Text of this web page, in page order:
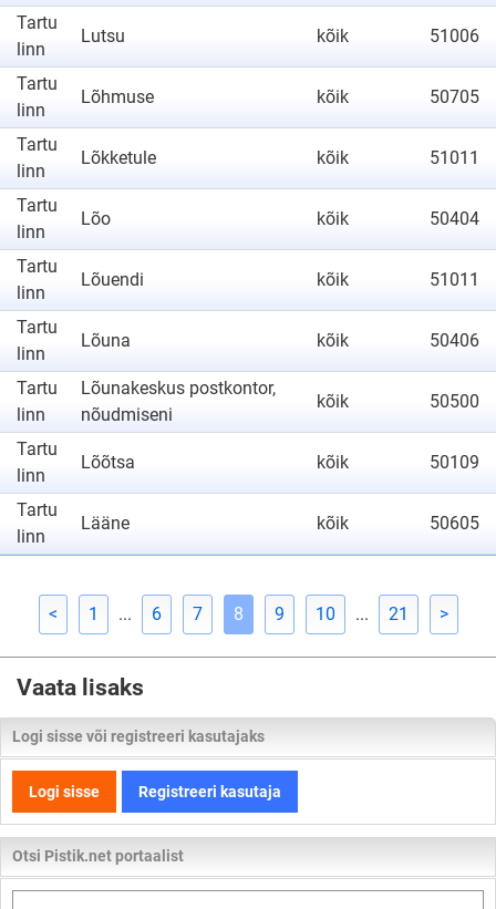
Tartu
linn
Lutsu kõik 51006
Tartu
linn
Lõhmuse kõik 50705
Tartu
linn
Lõkketule kõik 51011
Tartu
linn
Lõo kõik 50404
Tartu
linn
Lõuendi kõik 51011
Tartu
linn
Lõuna kõik 50406
Tartu
linn
Lõunakeskus postkontor,
nõudmiseni
kõik 50500
Tartu
linn
Lõõtsa kõik 50109
Tartu
linn
Lääne kõik 50605
< 1 ... 6 7 8 9 10 ... 21 >
Vaata lisaks
Logi sisse või registreeri kasutajaks
Logi sisse Registreeri kasutaja
Otsi Pistik.net portaalist